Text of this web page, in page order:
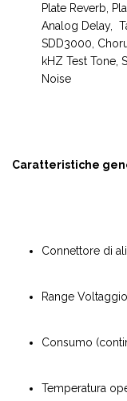
Plate Reverb,
Analog Delay,
SDD3000,
kHZ Test Tone,
Noise
Caratteristiche
Connettore di
Range
Consumo
Temperatura